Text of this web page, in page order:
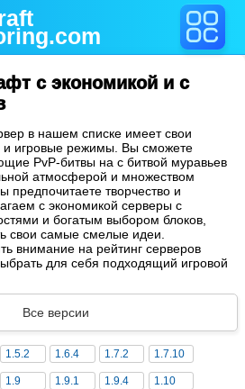
.com
с экономикой и с
в нашем списке имеет свои
и игровые режимы. Вы сможете
PvP-битвы на с битвой муравьев
атмосферой и множеством
предпочитаете творчество и
с экономикой серверы с
и богатым выбором блоков,
свои самые смелые идеи.
внимание на рейтинг серверов
для себя подходящий игровой
Все версии
1.5.2 1.6.4 1.7.2 1.7.10
1.9 1.9.1 1.9.4 1.10